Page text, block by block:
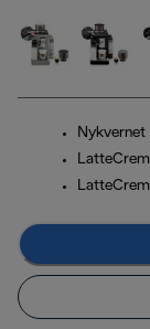
Nykvernet